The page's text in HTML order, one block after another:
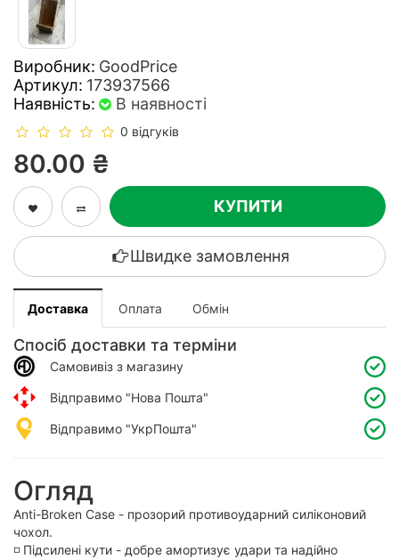
Виробник: GoodPrice
Артикул: 173937566
Наявність:
В наявності
0 відгуків
80.00 ₴
КУПИТИ
Швидке замовлення
Доставка Оплата Обмін
Спосіб доставки та терміни
Самовивіз з магазину
Відправимо "Нова Пошта"
Відправимо "УкрПошта"
Огляд
Anti-Broken Case - прозорий противоударний силіконовий
чохол.
◽️ Підсилені кути - добре амортизує удари та надійно